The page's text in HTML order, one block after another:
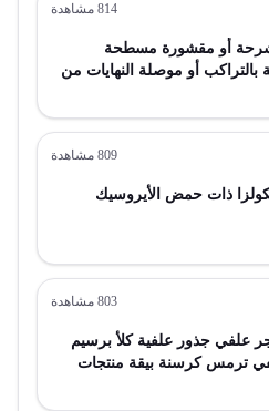
814 مشاهدة
أو مقشورة مسطحة
أو موصلة النهايات من
عن 6 مم
809 مشاهدة
ذات حمض الأيروسيك
803 مشاهدة
علفي جذور علفية كلأ برسيم
ترمس كرسنة بيقة منتجات